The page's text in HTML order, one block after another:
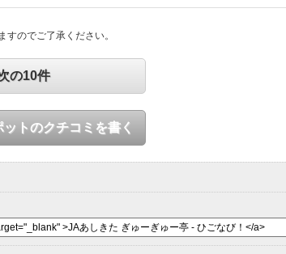
のでご了承ください。
の10件
トのクチコミを書く